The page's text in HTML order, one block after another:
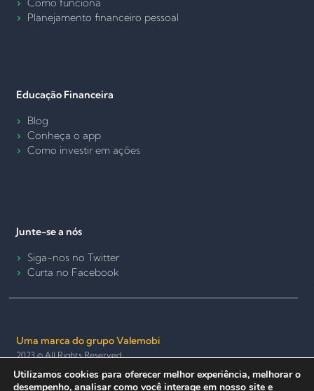
Como funciona
Planejamento financeiro pessoal
Educação Financeira
Blog
Conheça o app
Como investir em ações
Junte-se a nós
Siga-nos no Twitter
Curta no Facebook
Uma marca do grupo Valemobi
2023 © All Rights Reserved.
Termos de Uso e Política de PrivacidadePolítica de Cookies
Utilizamos cookies para oferecer melhor experiência, melhorar o
desempenho, analisar como você interage em nosso site e